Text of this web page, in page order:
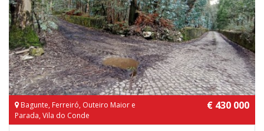
Bagunte, Ferreiró, Outeiro Maior e
Parada, Vila do Conde
€ 430 000